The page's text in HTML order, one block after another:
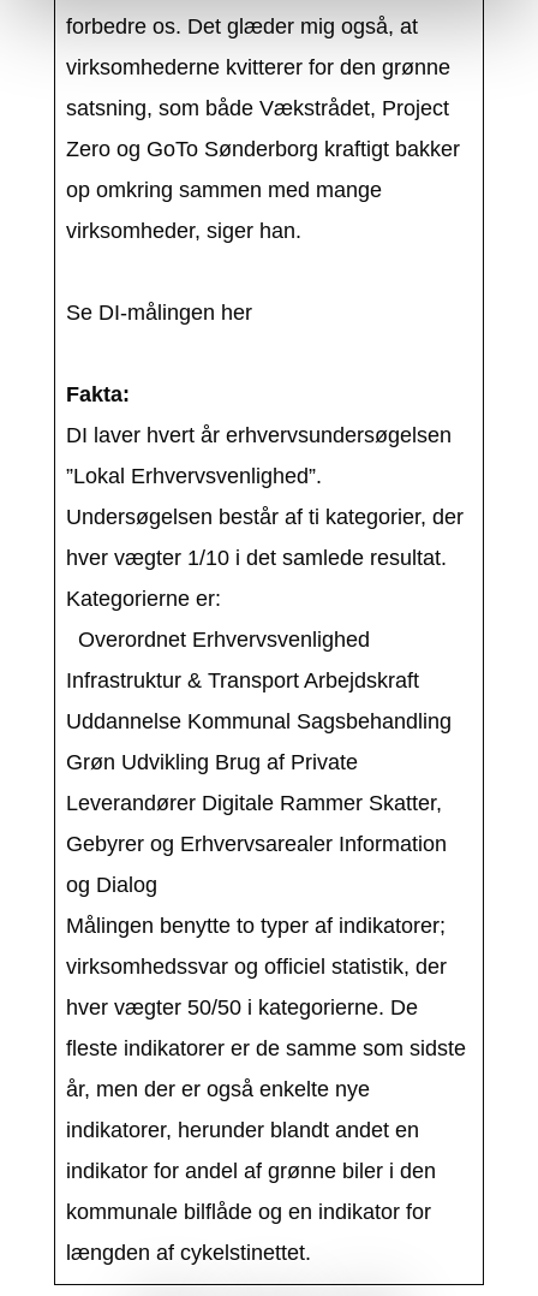
forbedre os. Det glæder mig også, at
virksomhederne kvitterer for den grønne
satsning, som både Vækstrådet, Project
Zero og GoTo Sønderborg kraftigt bakker
op omkring sammen med mange
virksomheder, siger han.
Se DI-målingen her
Fakta:
DI laver hvert år erhvervsundersøgelsen
”Lokal Erhvervsvenlighed”.
Undersøgelsen består af ti kategorier, der
hver vægter 1/10 i det samlede resultat.
Kategorierne er:
Overordnet Erhvervsvenlighed
Infrastruktur & Transport Arbejdskraft
Uddannelse Kommunal Sagsbehandling
Grøn Udvikling Brug af Private
Leverandører Digitale Rammer Skatter,
Gebyrer og Erhvervsarealer Information
og Dialog
Målingen benytte to typer af indikatorer;
virksomhedssvar og officiel statistik, der
hver vægter 50/50 i kategorierne. De
fleste indikatorer er de samme som sidste
år, men der er også enkelte nye
indikatorer, herunder blandt andet en
indikator for andel af grønne biler i den
kommunale bilflåde og en indikator for
længden af cykelstinettet.